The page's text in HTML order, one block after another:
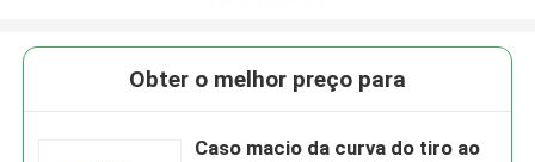
Obter o melhor preço para
Caso macio da curva do tiro ao